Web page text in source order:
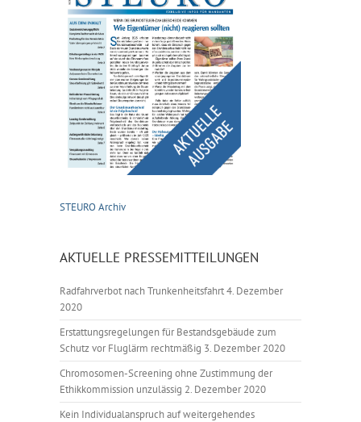
STEURO Archiv
AKTUELLE PRESSEMITTEILUNGEN
Radfahrverbot nach Trunkenheitsfahrt4. Dezember
2020
Erstattungsregelungen für Bestandsgebäude zum
Schutz vor Fluglärm rechtmäßig 3. Dezember 2020
Chromosomen-Screening ohne Zustimmung der
Ethikkommission unzulässig 2. Dezember 2020
Kein Individualanspruch auf weitergehendes